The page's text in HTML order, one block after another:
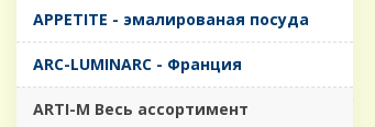
APPETITE - эмалированая посуда
ARC-LUMINARC - Франция
ARTI-M Весь ассортимент